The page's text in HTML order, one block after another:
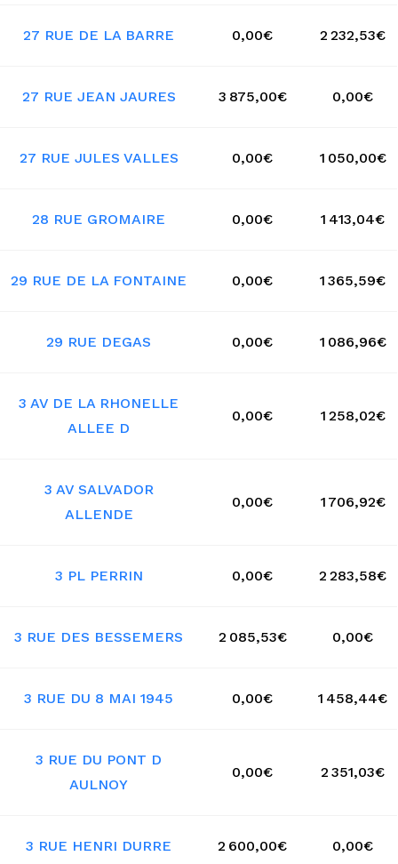
27 RUE DE LA BARRE 0,00€ 2 232,53€
27 RUE JEAN JAURES 3 875,00€ 0,00€
27 RUE JULES VALLES 0,00€ 1 050,00€
28 RUE GROMAIRE 0,00€ 1 413,04€
29 RUE DE LA FONTAINE 0,00€ 1 365,59€
29 RUE DEGAS 0,00€ 1 086,96€
3 AV DE LA RHONELLE
ALLEE D
0,00€ 1 258,02€
3 AV SALVADOR
ALLENDE
0,00€ 1 706,92€
3 PL PERRIN 0,00€ 2 283,58€
3 RUE DES BESSEMERS 2 085,53€ 0,00€
3 RUE DU 8 MAI 1945 0,00€ 1 458,44€
3 RUE DU PONT D
AULNOY
0,00€ 2 351,03€
3 RUE HENRI DURRE 2 600,00€ 0,00€